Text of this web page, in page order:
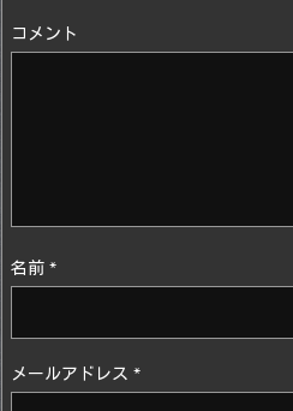
コメント
名前 *
メールアドレス *